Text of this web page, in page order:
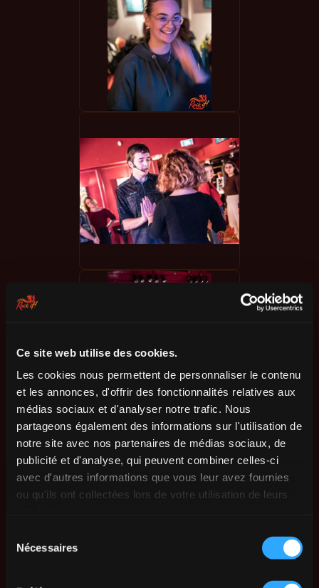
Ce site web utilise des cookies.
Les cookies nous permettent de personnaliser le contenu
et les annonces, d'offrir des fonctionnalités relatives aux
médias sociaux et d'analyser notre trafic. Nous
partageons également des informations sur l'utilisation de
notre site avec nos partenaires de médias sociaux, de
publicité et d'analyse, qui peuvent combiner celles-ci
avec d'autres informations que vous leur avez fournies
ou qu'ils ont collectées lors de votre utilisation de leurs
Nécessaires